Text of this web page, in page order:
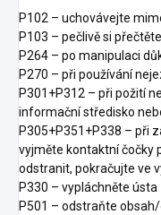
P102 – uchovávejte
P103 – pečlivě si
P264 – po manipulaci
P270 – při používání
P301+P312 – při požití
informační středisko
P305+P351+P338 – při
vyjměte kontaktní čočky
odstranit, pokračujte ve
P330 – vypláchněte ústa
P501 – odstraňte